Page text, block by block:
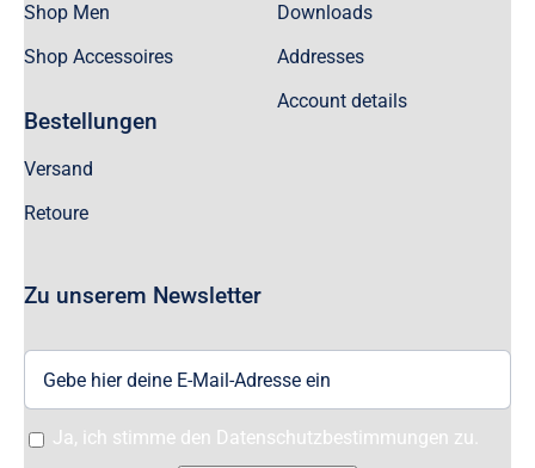
Shop Men
Shop Accessoires
Bestellungen
Versand
Retoure
Downloads
Addresses
Account details
Zu unserem Newsletter
Ja, ich stimme den Datenschutzbestimmungen zu.